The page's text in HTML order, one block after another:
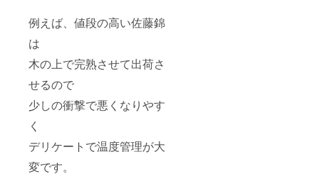
例えば、値段の高い佐藤錦
は
木の上で完熟させて出荷さ
せるので
少しの衝撃で悪くなりやす
く
デリケートで温度管理が大
変です。